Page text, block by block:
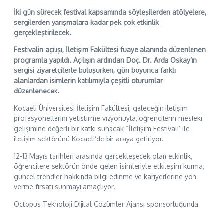
İki gün sürecek festival kapsamında söyleşilerden atölyelere,
sergilerden yarışmalara kadar pek çok etkinlik
gerçekleştirilecek.
Festivalin açılışı, İletişim Fakültesi fuaye alanında düzenlenen
programla yapıldı. Açılışın ardından Doç. Dr. Arda Oskay’ın
sergisi ziyaretçilerle buluşurken, gün boyunca farklı
alanlardan isimlerin katılımıyla çeşitli oturumlar
düzenlenecek.
Kocaeli Üniversitesi İletişim Fakültesi, geleceğin iletişim
profesyonellerini yetiştirme vizyonuyla, öğrencilerin mesleki
gelişimine değerli bir katkı sunacak “İletişim Festivali’ ile
iletişim sektörünü Kocaeli’de bir araya getiriyor.
12-13 Mayıs tarihleri arasında gerçekleşecek olan etkinlik,
öğrencilere sektörün önde gelen isimleriyle etkileşim kurma,
güncel trendler hakkında bilgi edinme ve kariyerlerine yön
verme fırsatı sunmayı amaçlıyor.
Octopus Teknoloji Dijital Çözümler Ajansı sponsorluğunda